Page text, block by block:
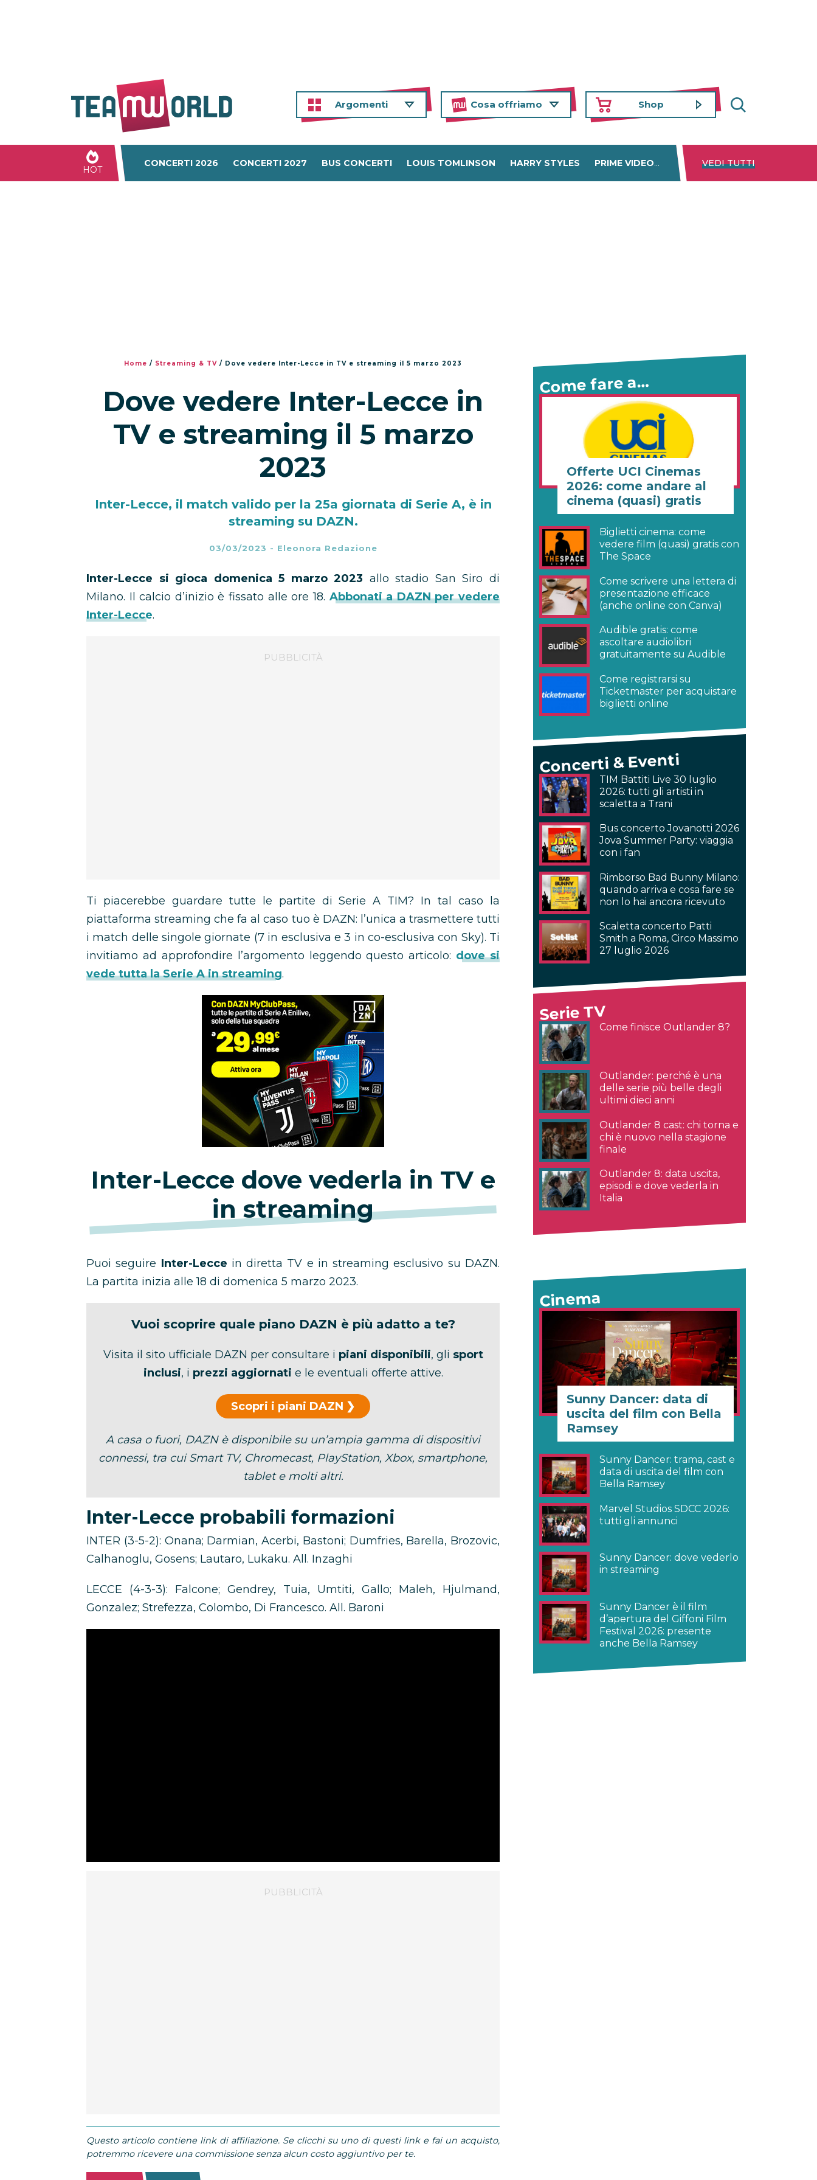
Argomenti Cosa offriamo Shop
HOT
CONCERTI 2026 CONCERTI 2027 BUS CONCERTI LOUIS TOMLINSON HARRY STYLES PRIME VIDEO DISNEY+ NETFLIX
VEDI TUTTI
Home / Streaming & TV / Dove vedere Inter-Lecce in TV e streaming il 5 marzo 2023
Dove vedere Inter-Lecce in
TV e streaming il 5 marzo
2023
Inter-Lecce, il match valido per la 25a giornata di Serie A, è in
streaming su DAZN.
03/03/2023 - Eleonora Redazione
Inter-Lecce si gioca domenica 5 marzo 2023 allo stadio San Siro di
Milano. Il calcio d’inizio è fissato alle ore 18. Abbonati a DAZN per vedere
Inter-Lecce.
Ti piacerebbe guardare tutte le partite di Serie A TIM? In tal caso la
piattaforma streaming che fa al caso tuo è DAZN: l’unica a trasmettere tutti
i match delle singole giornate (7 in esclusiva e 3 in co-esclusiva con Sky). Ti
invitiamo ad approfondire l’argomento leggendo questo articolo: dove si
vede tutta la Serie A in streaming.
Inter-Lecce dove vederla in TV e
in streaming
Puoi seguire Inter-Lecce in diretta TV e in streaming esclusivo su DAZN.
La partita inizia alle 18 di domenica 5 marzo 2023.
Vuoi scoprire quale piano DAZN è più adatto a te?
Visita il sito ufficiale DAZN per consultare i piani disponibili, gli sport
inclusi, i prezzi aggiornati e le eventuali offerte attive.
Scopri i piani DAZN
A casa o fuori, DAZN è disponibile su un’ampia gamma di dispositivi
connessi, tra cui Smart TV, Chromecast, PlayStation, Xbox, smartphone,
tablet e molti altri.
Inter-Lecce probabili formazioni
INTER (3-5-2): Onana; Darmian, Acerbi, Bastoni; Dumfries, Barella, Brozovic,
Calhanoglu, Gosens; Lautaro, Lukaku. All. Inzaghi
LECCE (4-3-3): Falcone; Gendrey, Tuia, Umtiti, Gallo; Maleh, Hjulmand,
Gonzalez; Strefezza, Colombo, Di Francesco. All. Baroni
Questo articolo contiene link di affiliazione. Se clicchi su uno di questi link e fai un acquisto,
potremmo ricevere una commissione senza alcun costo aggiuntivo per te.
Come fare a…
Offerte UCI Cinemas
2026: come andare al
cinema (quasi) gratis
Biglietti cinema: come
vedere film (quasi) gratis con
The Space
Come scrivere una lettera di
presentazione efficace
(anche online con Canva)
Audible gratis: come
ascoltare audiolibri
gratuitamente su Audible
Come registrarsi su
Ticketmaster per acquistare
biglietti online
Concerti & Eventi
TIM Battiti Live 30 luglio
2026: tutti gli artisti in
scaletta a Trani
Bus concerto Jovanotti 2026
Jova Summer Party: viaggia
con i fan
Rimborso Bad Bunny Milano:
quando arriva e cosa fare se
non lo hai ancora ricevuto
Scaletta concerto Patti
Smith a Roma, Circo Massimo
27 luglio 2026
Serie TV
Come finisce Outlander 8?
Outlander: perché è una
delle serie più belle degli
ultimi dieci anni
Outlander 8 cast: chi torna e
chi è nuovo nella stagione
finale
Outlander 8: data uscita,
episodi e dove vederla in
Italia
Cinema
Sunny Dancer: data di
uscita del film con Bella
Ramsey
Sunny Dancer: trama, cast e
data di uscita del film con
Bella Ramsey
Marvel Studios SDCC 2026:
tutti gli annunci
Sunny Dancer: dove vederlo
in streaming
Sunny Dancer è il film
d’apertura del Giffoni Film
Festival 2026: presente
anche Bella Ramsey